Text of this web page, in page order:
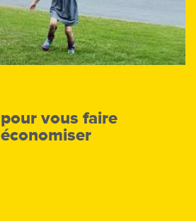
pour vous faire
économiser